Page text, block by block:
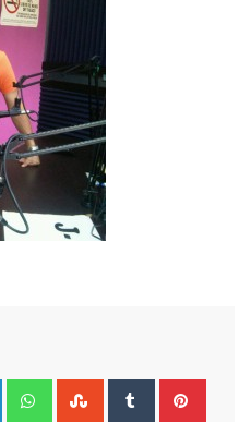
LinkedIn WhatsappStumbleUpon
Tumblr